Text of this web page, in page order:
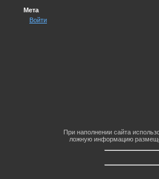
Мета
Войти
При наполнении сайта
ложную информацию